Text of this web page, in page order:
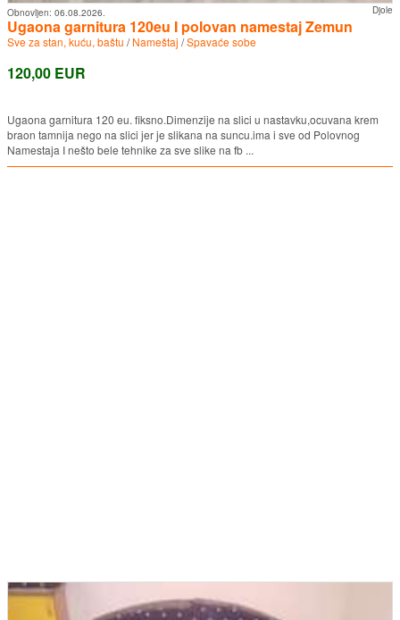
Djole
Obnovljen: 06.08.2026.
Ugaona garnitura 120eu I polovan namestaj Zemun
Sve za stan, kuću, baštu /Nameštaj /Spavaće sobe
120,00 EUR
Ugaona garnitura 120 eu. fiksno.Dimenzije na slici u nastavku,ocuvana krem
braon tamnija nego na slici jer je slikana na suncu.ima i sve od Polovnog
Namestaja I nešto bele tehnike za sve slike na fb ...